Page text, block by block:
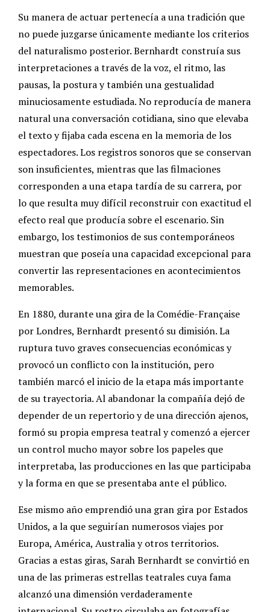
Su manera de actuar pertenecía a una tradición que
no puede juzgarse únicamente mediante los criterios
del naturalismo posterior. Bernhardt construía sus
interpretaciones a través de la voz, el ritmo, las
pausas, la postura y también una gestualidad
minuciosamente estudiada. No reproducía de manera
natural una conversación cotidiana, sino que elevaba
el texto y fijaba cada escena en la memoria de los
espectadores. Los registros sonoros que se conservan
son insuficientes, mientras que las filmaciones
corresponden a una etapa tardía de su carrera, por
lo que resulta muy difícil reconstruir con exactitud el
efecto real que producía sobre el escenario. Sin
embargo, los testimonios de sus contemporáneos
muestran que poseía una capacidad excepcional para
convertir las representaciones en acontecimientos
memorables.
En 1880, durante una gira de la Comédie-Française
por Londres, Bernhardt presentó su dimisión. La
ruptura tuvo graves consecuencias económicas y
provocó un conflicto con la institución, pero
también marcó el inicio de la etapa más importante
de su trayectoria. Al abandonar la compañía dejó de
depender de un repertorio y de una dirección ajenos,
formó su propia empresa teatral y comenzó a ejercer
un control mucho mayor sobre los papeles que
interpretaba, las producciones en las que participaba
y la forma en que se presentaba ante el público.
Ese mismo año emprendió una gran gira por Estados
Unidos, a la que seguirían numerosos viajes por
Europa, América, Australia y otros territorios.
Gracias a estas giras, Sarah Bernhardt se convirtió en
una de las primeras estrellas teatrales cuya fama
alcanzó una dimensión verdaderamente